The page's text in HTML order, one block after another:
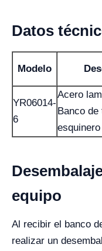
Datos
Modelo
YR06014-
6
Acero
Banco de
esquinero
equipo
Al recibir el banco
realizar un